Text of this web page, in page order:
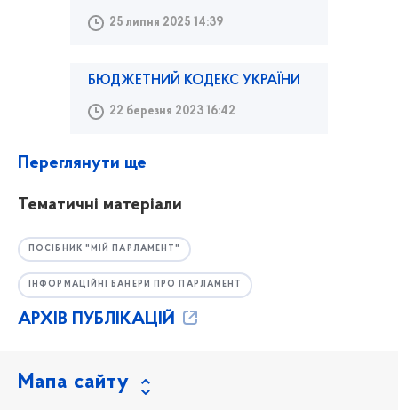
25 липня 2025 14:39
БЮДЖЕТНИЙ КОДЕКС УКРАЇНИ
22 березня 2023 16:42
Переглянути ще
Тематичні матеріали
ПОСІБНИК "МІЙ ПАРЛАМЕНТ"
ІНФОРМАЦІЙНІ БАНЕРИ ПРО ПАРЛАМЕНТ
АРХІВ ПУБЛІКАЦІЙ
Мапа сайту